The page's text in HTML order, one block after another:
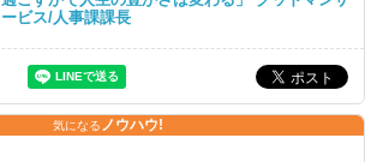
ービス/人事課課長
気になるノウハウ!